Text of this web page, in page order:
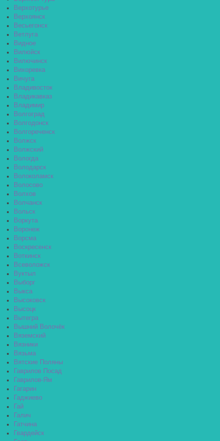
Верхотурье
Верхоянск
Весьегонск
Ветлуга
Видное
Вилюйск
Вилючинск
Вихоревка
Вичуга
Владивосток
Владикавказ
Владимир
Волгоград
Волгодонск
Волгореченск
Волжск
Волжский
Вологда
Володарск
Волоколамск
Волосово
Волхов
Волчанск
Вольск
Воркута
Воронеж
Ворсма
Воскресенск
Воткинск
Всеволожск
Вуктыл
Выборг
Выкса
Высоковск
Высоцк
Вытегра
Вышний Волочёк
Вяземский
Вязники
Вязьма
Вятские Поляны
Гаврилов Посад
Гаврилов-Ям
Гагарин
Гаджиево
Гай
Галич
Гатчина
Гвардейск